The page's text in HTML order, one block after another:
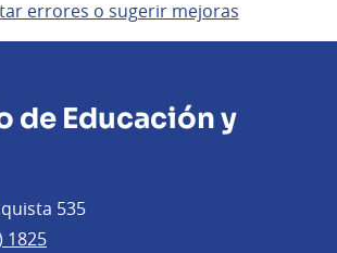
errores o sugerir mejoras
de Educación y
535
1825